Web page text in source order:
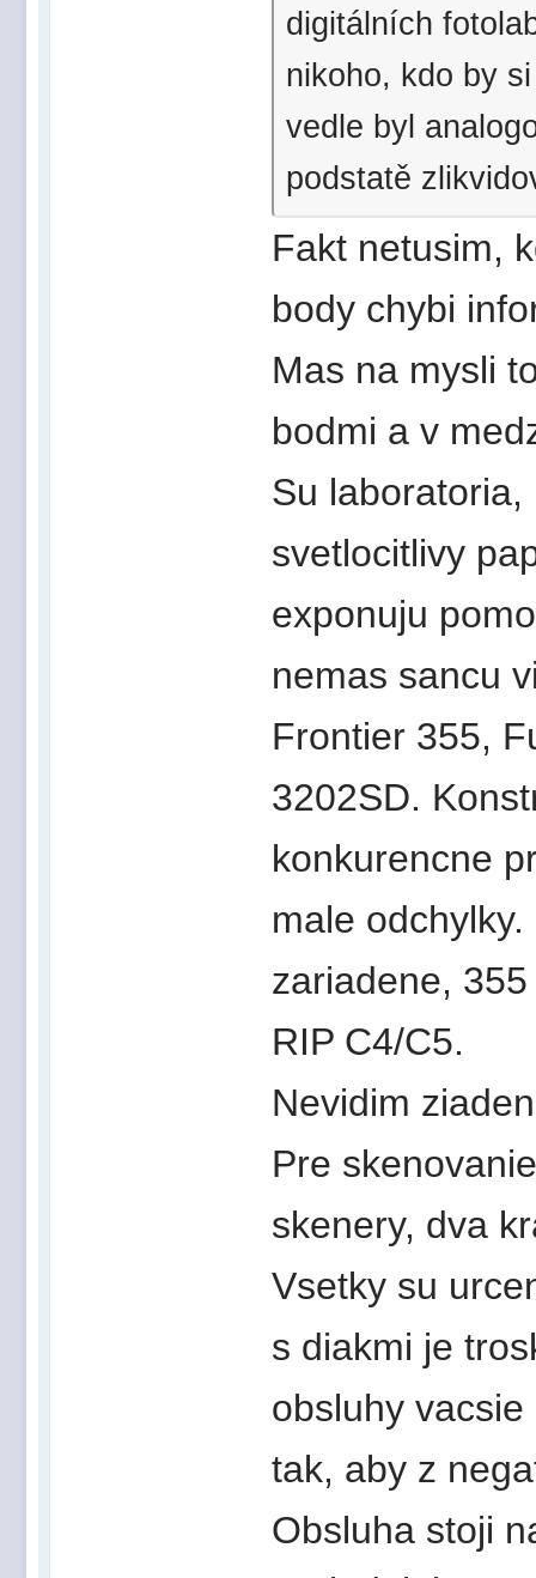
digitálních
nikoho, kdo by
vedle byl
podstatě
Fakt netusim,
body chybi
Mas na mysli
bodmi a v
Su
svetlocitlivy
exponuju
nemas sancu
Frontier 355,
3202SD.
konkurencne
male
zariadene,
RIP C4/C5.
Nevidim
Pre
skenery, dva
Vsetky su
s diakmi je
obsluhy
tak, aby z
Obsluha stoji